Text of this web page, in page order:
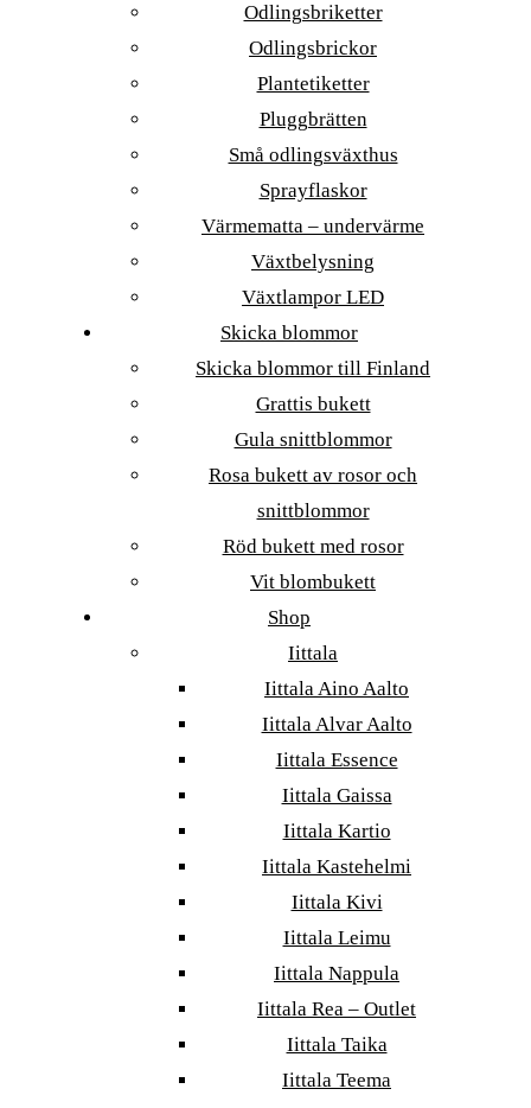
Odlingsbriketter
Odlingsbrickor
Plantetiketter
Pluggbrätten
Små odlingsväxthus
Sprayflaskor
Värmematta – undervärme
Växtbelysning
Växtlampor LED
Skicka blommor
Skicka blommor till Finland
Grattis bukett
Gula snittblommor
Rosa bukett av rosor och
snittblommor
Röd bukett med rosor
Vit blombukett
Shop
Iittala
Iittala Aino Aalto
Iittala Alvar Aalto
Iittala Essence
Iittala Gaissa
Iittala Kartio
Iittala Kastehelmi
Iittala Kivi
Iittala Leimu
Iittala Nappula
Iittala Rea – Outlet
Iittala Taika
Iittala Teema